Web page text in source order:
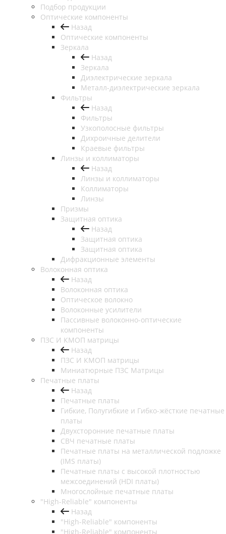
Подбор продукции
Оптические компоненты
Назад
Оптические компоненты
Зеркала
Назад
Зеркала
Диэлектрические зеркала
Металл-диэлектрические зеркала
Фильтры
Назад
Фильтры
Узкополосные фильтры
Дихроичные делители
Краевые фильтры
Линзы и коллиматоры
Назад
Линзы и коллиматоры
Коллиматоры
Линзы
Призмы
Защитная оптика
Назад
Защитная оптика
Защитная оптика
Дифракционные элементы
Волоконная оптика
Назад
Волоконная оптика
Оптическое волокно
Волоконные усилители
Пассивные волоконно-оптические
компоненты
ПЗС И КМОП матрицы
Назад
ПЗС И КМОП матрицы
Миниатюрные ПЗС Матрицы
Печатные платы
Назад
Печатные платы
Гибкие, Полугибкие и Гибко-жёсткие печатные
платы
Двухсторонние печатные платы
СВЧ печатные платы
Печатные платы на металлической подложке
(IMS платы)
Печатные платы с высокой плотностью
межсоединений (HDI платы)
Многослойные печатные платы
"High-Reliable" компоненты
Назад
"High-Reliable" компоненты
"High-Reliable" компоненты